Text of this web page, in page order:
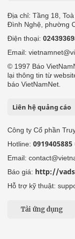
Địa chỉ: Tầng 18,
Đình Nghệ, phường
Điện thoại:
Email:
© 1997 Báo
lại thông tin từ
báo VietNamNet.
Liên hệ quảng cáo
Công ty Cổ phần
Hotline:
Email:
Báo giá: http://
Hỗ trợ kỹ thuật:
Tải ứng dụng